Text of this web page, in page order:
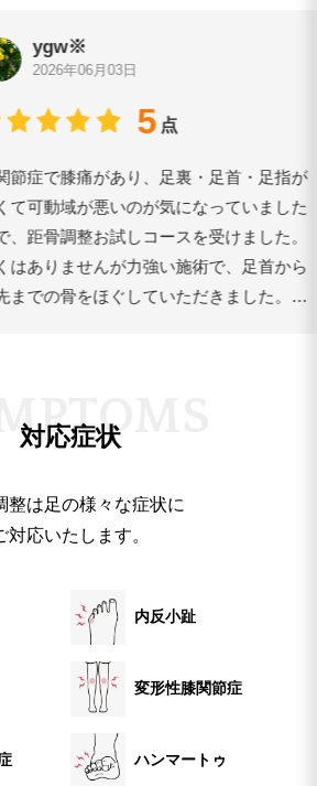
06月03日
5点
痛があり、足裏・足首・足指が
が悪いのが気になっていました
整お試しコースを受けました。
んが力強い施術で、足首から
をほぐしていただきました。特
住んでいるため通うことがで
きました。症状についてたく
くださり、グッズの押売りな
対応症状
MPTO
整は足の様々な症状に
対応いたします。
内反小趾
変形性膝関節症
ハンマートゥ